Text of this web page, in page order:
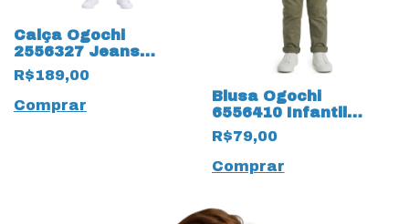
Calça Ogochi
2556327 Jeans
Skinny Infantil 19803
5 Bolsos
R$189,00
Comprar
Blusa Ogochi
6556410 Infantil
Manga Longa e 19678
Gola Redonda
R$79,00
Comprar